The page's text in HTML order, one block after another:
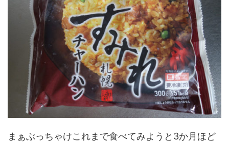
まぁぶっちゃけこれまで食べてみようと3か月ほど